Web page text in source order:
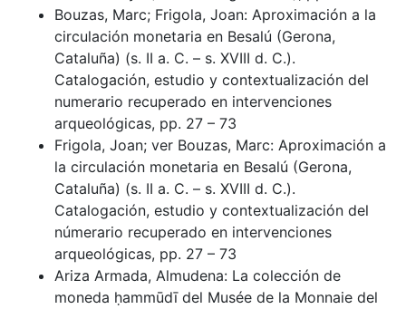
Bouzas, Marc; Frigola, Joan: Aproximación a la
circulación monetaria en Besalú (Gerona,
Cataluña) (s. II a. C. – s. XVIII d. C.).
Catalogación, estudio y contextualización del
numerario recuperado en intervenciones
arqueológicas, pp. 27 – 73
Frigola, Joan; ver Bouzas, Marc: Aproximación a
la circulación monetaria en Besalú (Gerona,
Cataluña) (s. II a. C. – s. XVIII d. C.).
Catalogación, estudio y contextualización del
númerario recuperado en intervenciones
arqueológicas, pp. 27 – 73
Ariza Armada, Almudena: La colección de
moneda ḥammūdī del Musée de la Monnaie del